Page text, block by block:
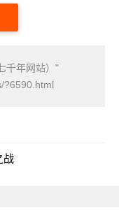
千年网站）"
?6590.html
战